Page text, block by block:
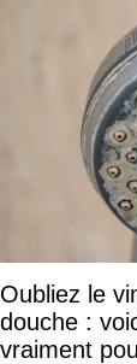
Oubliez le
douche :
vraiment